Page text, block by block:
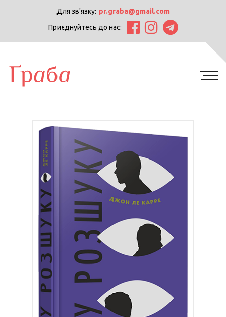
Для зв'язку: pr.graba@gmail.com
Приєднуйтесь до нас: